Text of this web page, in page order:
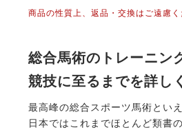
商品の性質上、返品・交換はご遠慮く
総合馬術のトレーニン
競技に至るまでを詳し
最高峰の総合スポーツ馬術とい
日本ではこれまでほとんど類書